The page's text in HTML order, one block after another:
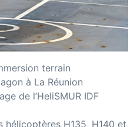
terrain
à La Réunion
de l’HeliSMUR IDF
hélicoptères H135, H140 et